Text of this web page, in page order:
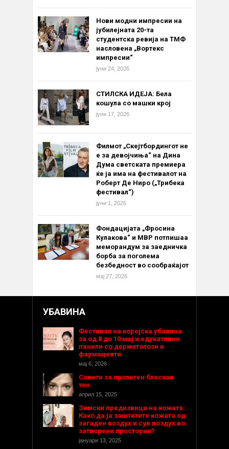
Нови модни импресии на
јубилејната 20-та
студентска ревија на ТМФ
насловена „Вортекс
импресии“
јуни 24, 2026
СТИЛСКА ИДЕЈА: Бела
кошула со машки крој
јуни 17, 2026
Филмот „Скејтбордингот не
е за девојчиња“ на Дина
Дума светската премиера
ќе ја има на фестивалот на
Роберт Де Ниро („Трибека
фестивал“)
јуни 1, 2026
Фондацијата „Фросина
Кулакова“ и МВР потпишаа
меморандум за заедничка
борба за поголема
безбедност во сообраќајот
мај 27, 2026
УБАВИНА
Фестивал на корејска убавина
за од 8 до 10 мај и едукативни
панели со дерматолози и
фармацевти
мај 6, 2026
Совети за пролетен блескав
тен
април 15, 2025
Зимски предизвици на кожата:
Како да ја заштитите кожата од
загаден воздух и сув воздух во
затворени простории?
јануари 13, 2025